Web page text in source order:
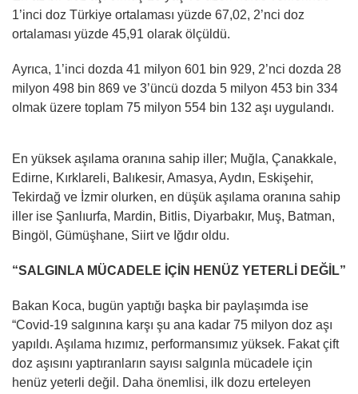
1’inci doz Türkiye ortalaması yüzde 67,02, 2’nci doz
ortalaması yüzde 45,91 olarak ölçüldü.
Ayrıca, 1’inci dozda 41 milyon 601 bin 929, 2’nci dozda 28
milyon 498 bin 869 ve 3’üncü dozda 5 milyon 453 bin 334
olmak üzere toplam 75 milyon 554 bin 132 aşı uygulandı.
En yüksek aşılama oranına sahip iller; Muğla, Çanakkale,
Edirne, Kırklareli, Balıkesir, Amasya, Aydın, Eskişehir,
Tekirdağ ve İzmir olurken, en düşük aşılama oranına sahip
iller ise Şanlıurfa, Mardin, Bitlis, Diyarbakır, Muş, Batman,
Bingöl, Gümüşhane, Siirt ve Iğdır oldu.
“SALGINLA MÜCADELE İÇİN HENÜZ YETERLİ DEĞİL”
Bakan Koca, bugün yaptığı başka bir paylaşımda ise
“Covid-19 salgınına karşı şu ana kadar 75 milyon doz aşı
yapıldı. Aşılama hızımız, performansımız yüksek. Fakat çift
doz aşısını yaptıranların sayısı salgınla mücadele için
henüz yeterli değil. Daha önemlisi, ilk dozu erteleyen